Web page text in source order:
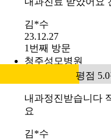
김*수
23.12.27
1번째 방문
청주성모병원
평점
내과정진받습니다
요
김*수